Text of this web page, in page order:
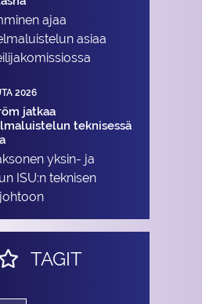
ajaa
asiaa
2026
jatkaa
teknisessä
yksin- ja
ISU:n teknisen
TAGIT